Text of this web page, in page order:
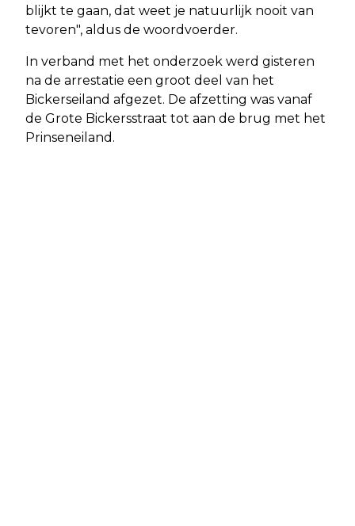
blijkt te gaan, dat weet je natuurlijk nooit van
tevoren", aldus de woordvoerder.
In verband met het onderzoek werd gisteren
na de arrestatie een groot deel van het
Bickerseiland afgezet. De afzetting was vanaf
de Grote Bickersstraat tot aan de brug met het
Prinseneiland.